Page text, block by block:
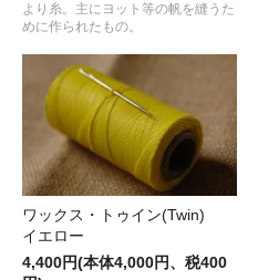
より糸。主にヨット等の帆を縫うた
めに作られたもの。
ワックス・トゥイン(Twin)
イエロー
4,400円(本体4,000円、税400